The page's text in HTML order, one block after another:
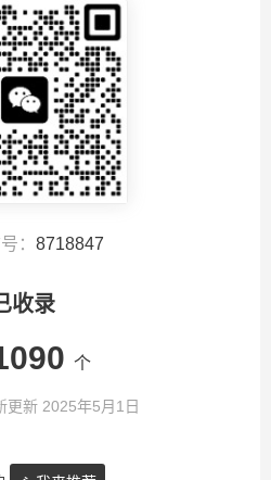
： 8718847
收录
个
更新 2025年5月1日